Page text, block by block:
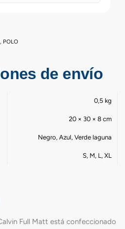
, POLO
de envío
0,5 kg
20 × 30 × 8 cm
Negro, Azul, Verde laguna
S, M, L, XL
Full Matt está confeccionado